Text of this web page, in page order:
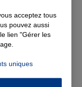
acceptez tous
pouvez aussi
lien "Gérer les
uniques